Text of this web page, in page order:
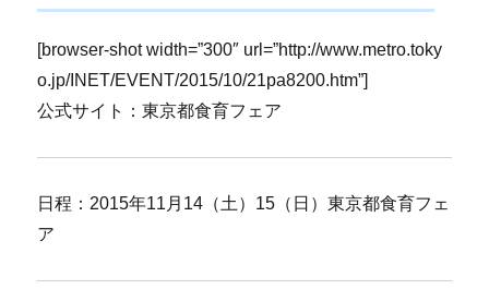
[browser-shot width=”300″ url=”http://www.metro.toky
o.jp/INET/EVENT/2015/10/21pa8200.htm”]
公式サイト：東京都食育フェア
日程：2015年11月14（土）15（日）東京都食育フェ
ア